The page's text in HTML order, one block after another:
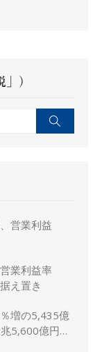
）
営業利益
業利益率
え置き
増の5,435億
5,600億円に